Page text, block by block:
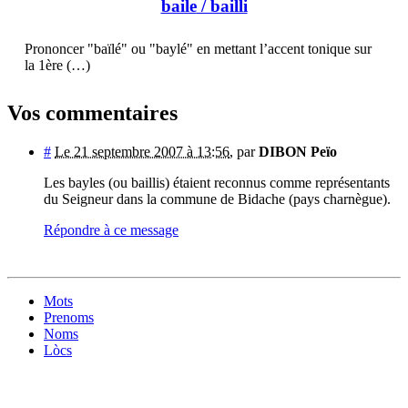
baile/ bailli
Prononcer "baïlé" ou "baylé" en mettant l’accent tonique sur
la 1ère (…)
Vos commentaires
# Le 21 septembre 2007 à 13:56, parDIBON Peïo
Les bayles (ou baillis) étaient reconnus comme représentants
du Seigneur dans la commune de Bidache (pays charnègue).
Répondre à ce message
Mots
Prenoms
Noms
Lòcs